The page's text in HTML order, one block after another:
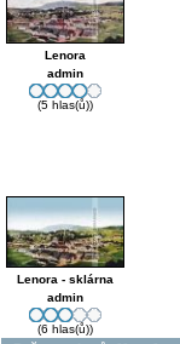
Lenora
admin
(5 hlas(ů))
Lenora - sklárna
admin
(6 hlas(ů))